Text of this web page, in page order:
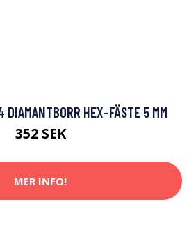
HEX-FÄSTE 5 MM
352 SEK
MER INFO!